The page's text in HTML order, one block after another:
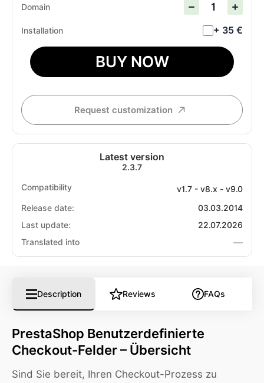
Domain
Installation + 35 €
BUY NOW
Request customization
Latest version
2.3.7
Compatibility
v1.7 - v8.x - v9.0
Release date:
03.03.2014
Last update:
22.07.2026
Translated into
—
Description Reviews FAQs
PrestaShop Benutzerdefinierte
Checkout-Felder – Übersicht
Sind Sie bereit, Ihren Checkout-Prozess zu